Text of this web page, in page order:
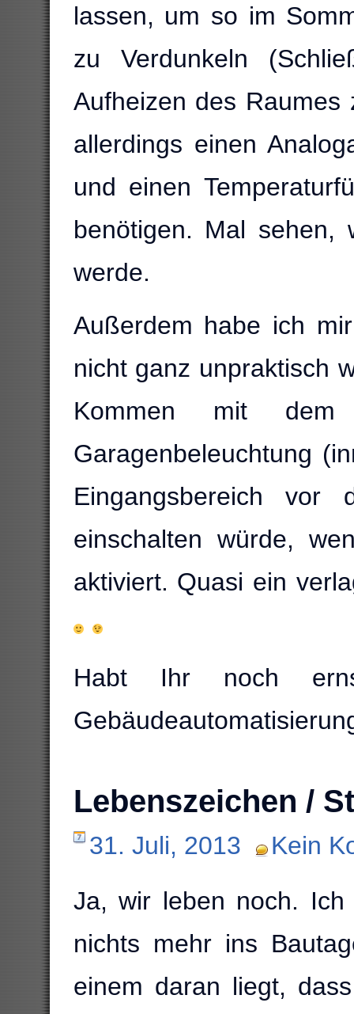
lassen, um so im
zu Verdunkeln
Aufheizen des
allerdings einen
und einen
benötigen. Mal sehen,
werde.
Außerdem habe ich
nicht ganz unpraktisch
Kommen mit
Garagenbeleuchtung
Eingangsbereich
einschalten würde,
aktiviert. Quasi ein
Habt Ihr noch
Lebenszeichen /
31. Juli, 2013
Kein
Ja, wir leben noch.
nichts mehr ins
einem daran liegt,